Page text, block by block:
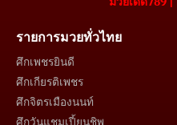
รายการมวยทั่วไทย
ศึกเพชรยินดี
ศึกเกียรติเพชร
ศึกจิตรเมืองนนท์